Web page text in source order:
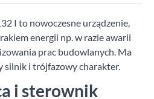
I to nowoczesne urządzenie,
energii np. w razie awarii
prac budowlanych. Ma
silnik i trójfazowy charakter.
i sterownik